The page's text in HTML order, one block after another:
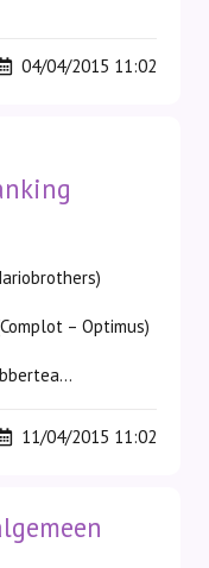
04/04/2015 11:02
– Optimus)
11/04/2015 11:02